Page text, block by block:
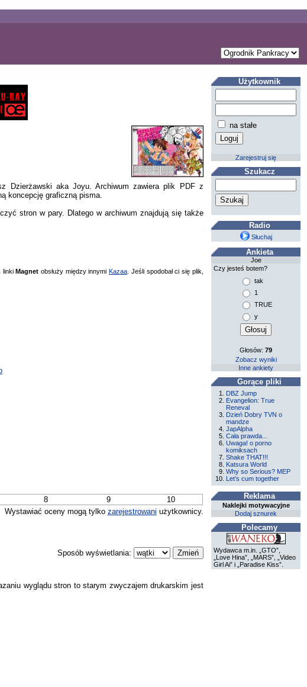
Dzierżawski aka Joyu. Archiwum zawiera plik PDF z
koncepcję graficzną pisma.
stron w pary. Dlatego w archiwum znajdują się także
linkiMagnet obsłuży między innymiKazaa . Jeśli spodobał ci się plik,
8 9
10
Wystawiać oceny mogą tylko zarejestrowani użytkownicy.
Sposób wyświetlania:
wyglądu stron to starym zwyczajem drukarskim jest
Użytkownik
na stałe
Zarejestruj się
Szukacz
Radio
Słuchaj
Ankieta
Joe
Czy jesteś botem?
tak
1
TRUE
y
Głosów:79
Zobacz wyniki
Inne ankiety
Gorące pliki
DBZ Jump
Evangelion: True
Reneval
Dzień Dobry TVN o
mandze
JapAlpha
Cała prawda...
Uwaga! o porno
komiksach
Shake THAT!!!
Katsura World
Why so Serious? MEP
Let’s cum together
Reklama
Naklejki motywacyjne
Dodaj sznurek
Polecamy
Wydawca m.in. „GTO”,
„Love Hina”, „MARS”, „Video
Girl Ai” i „Paradise Kiss”.